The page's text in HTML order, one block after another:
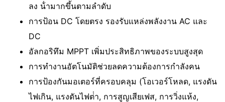
ลง น้ํามากขึ้นตามลําดับ
การป้อน DC โดยตรง รองรับแหล่งพลังงาน AC และ
DC
อัลกอริทึม MPPT เพิ่มประสิทธิภาพของระบบสูงสุด
การทํางานอัตโนมัติช่วยลดความต้องการกําลังคน
การป้องกันมอเตอร์ที่ครอบคลุม (โอเวอร์โหลด, แรงดัน
ไฟเกิน, แรงดันไฟต่ํา, การสูญเสียเฟส, การวิ่งแห้ง,